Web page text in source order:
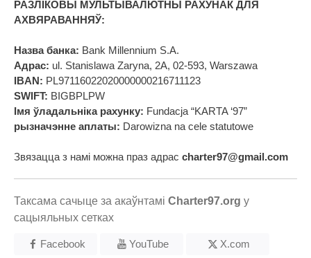
РАЗЛІКОВЫ МУЛЬТЫВАЛЮТНЫ РАХУНАК ДЛЯ
АХВЯРАВАННЯЎ:
Назва банка: Bank Millennium S.A.
Адрас: ul. Stanislawa Zaryna, 2A, 02-593, Warszawa
IBAN: PL97116022020000000216711123
SWIFT: BIGBPLPW
Імя ўладальніка рахунку: Fundacja “KARTA ‘97”
рызначэнне аплаты: Darowizna na cele statutowe
Звязацца з намі можна праз адрас charter97@gmail.com
Таксама сачыце за акаўнтамі Charter97.org у
сацыяльных сетках
Facebook YouTube X.com